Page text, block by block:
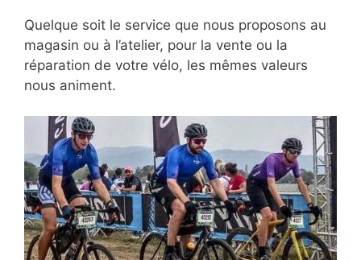
Quelque soit le service que nous proposons au
magasin ou à l’atelier, pour la vente ou la
réparation de votre vélo, les mêmes valeurs
nous animent.